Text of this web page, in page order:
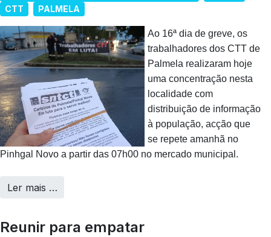
CTT
PALMELA
Ao 16ª dia de greve, os
trabalhadores dos CTT de
Palmela realizaram hoje
uma concentração nesta
localidade com
distribuição de informação
à população, acção que
se repete amanhã no
Pinhgal Novo a partir das 07h00 no mercado municipal.
Ler mais …
Reunir para empatar